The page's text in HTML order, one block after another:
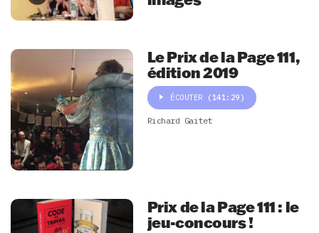
Le Prix de la Page 111,
édition 2019
ÉCOUTER (141:29)
Richard Gaitet
Prix de la Page 111 : le
jeu-concours !